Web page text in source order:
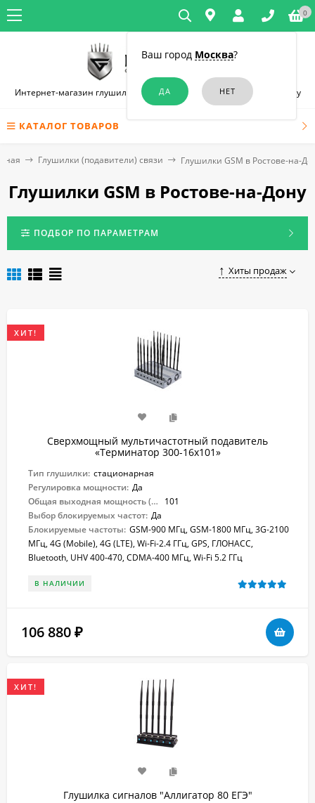
Ваш город Москва?
0
Интернет-магазин глушилок связи и диктофонов в Ростове-на-Дону
КАТАЛОГ ТОВАРОВ
Глушилки (подавители) связи Глушилки GSM в Ростове-на-
Глушилки GSM в Ростове-на-Дону
ПОДБОР ПО ПАРАМЕТРАМ
Хиты продаж
ХИТ!
Сверхмощный мультичастотный подавитель
«Терминатор 300-16х101»
Тип глушилки: стационарная
Регулировка мощности: Да
Общая выходная мощность (Вт):
101
Выбор блокируемых частот: Да
Блокируемые частоты: GSM-900 МГц, GSM-1800 МГц, 3G-2100
МГц, 4G (Mobile), 4G (LTE), Wi-Fi-2.4 ГГц, GPS, ГЛОНАСС,
Bluetooth, UHV 400-470, CDMA-400 МГц, Wi-Fi 5.2 ГГц
В НАЛИЧИИ
106 880 ₽
ХИТ!
Глушилка сигналов "Аллигатор 80 ЕГЭ"